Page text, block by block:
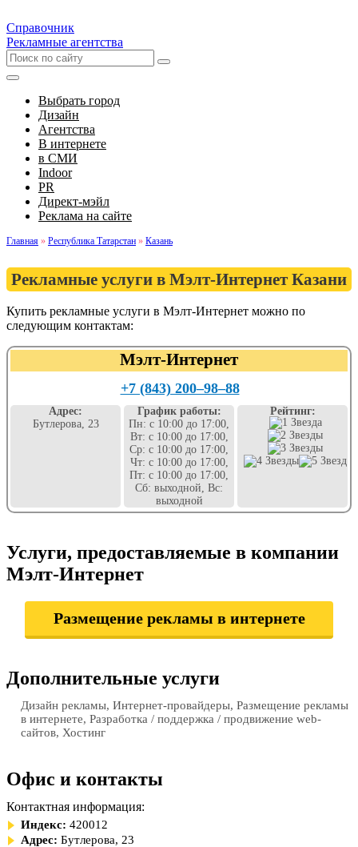
Справочник
Рекламные агентства
Выбрать город
Дизайн
Агентства
В интернете
в СМИ
Indoor
PR
Директ-мэйл
Реклама на сайте
Главная » Республика Татарстан » Казань
Рекламные услуги в Мэлт-Интернет Казани
Купить рекламные услуги в Мэлт-Интернет можно по
следующим контактам:
Мэлт-Интернет
+7 (843) 200‒98‒88
Адрес:
Бутлерова, 23
График работы:
Пн: с 10:00 до 17:00,
Вт: с 10:00 до 17:00,
Ср: с 10:00 до 17:00,
Чт: с 10:00 до 17:00,
Пт: с 10:00 до 17:00,
Сб: выходной, Вс:
выходной
Рейтинг:
Услуги, предоставляемые в компании
Мэлт-Интернет
Размещение рекламы в интернете
Дополнительные услуги
Дизайн рекламы, Интернет-провайдеры, Размещение рекламы
в интернете, Разработка / поддержка / продвижение web-
сайтов, Хостинг
Офис и контакты
Контактная информация:
Индекс: 420012
Адрес: Бутлерова, 23